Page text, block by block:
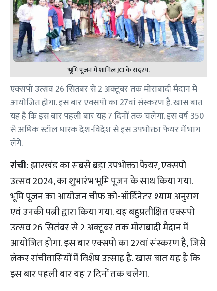
भूमि पूजन में शामिल JCI के सदस्य.
एक्सपो उत्सव 26 सितंबर से 2 अक्टूबर तक मोराबादी मैदान में
आयोजित होगा. इस बार एक्सपो का 27वां संस्करण है. खास बात
यह है कि इस बार पहली बार यह 7 दिनों तक चलेगा. इस वर्ष 350
से अधिक स्टॉल धारक देश-विदेश से इस उपभोक्ता फेयर में भाग
लेंगे.
रांची:झारखंड का सबसे बड़ा उपभोक्ता फेयर, एक्सपो
उत्सव 2024, का शुभारंभ भूमि पूजन के साथ किया गया.
भूमि पूजन का आयोजन चीफ को-ऑर्डिनेटर श्याम अनुराग
एवं उनकी पत्नी द्वारा किया गया. यह बहुप्रतीक्षित एक्सपो
उत्सव 26 सितंबर से 2 अक्टूबर तक मोराबादी मैदान में
आयोजित होगा. इस बार एक्सपो का 27वां संस्करण है, जिसे
लेकर रांचीवासियों में विशेष उत्साह है. खास बात यह है कि
इस बार पहली बार यह 7 दिनों तक चलेगा.